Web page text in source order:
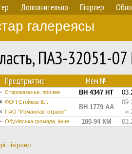
Дополнительно Пікірлер
галереясы
ПАЗ-32051-
Предприятие Мем.№
Староказачье, прочее BH 4347 HT
ФОП Стойков В.І.
BH 1779 AA
ПАО "Измаилавтотранс" ≈
Обухівська громада, інше 180-94 КМ
пікірлер